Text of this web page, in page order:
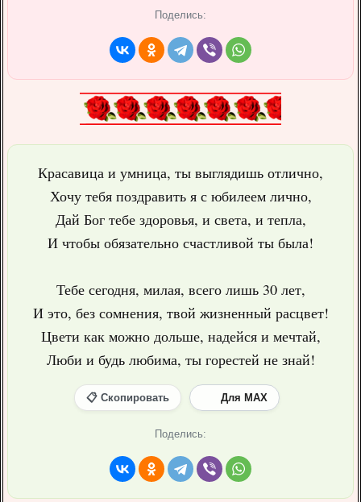
Поделись:
Красавица и умница, ты выглядишь отлично,
Хочу тебя поздравить я с юбилеем лично,
Дай Бог тебе здоровья, и света, и тепла,
И чтобы обязательно счастливой ты была!
Тебе сегодня, милая, всего лишь 30 лет,
И это, без сомнения, твой жизненный расцвет!
Цвети как можно дольше, надейся и мечтай,
Люби и будь любима, ты горестей не знай!
📋 Скопировать Для MAX
Поделись: